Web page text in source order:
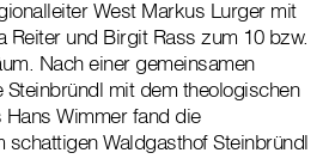
West Markus Lurger mit
Reiter und Birgit Rass zum 10 bzw.
Nach einer gemeinsamen
mit dem theologischen
Wimmer fand die
schattigen Waldgasthof Steinbründl